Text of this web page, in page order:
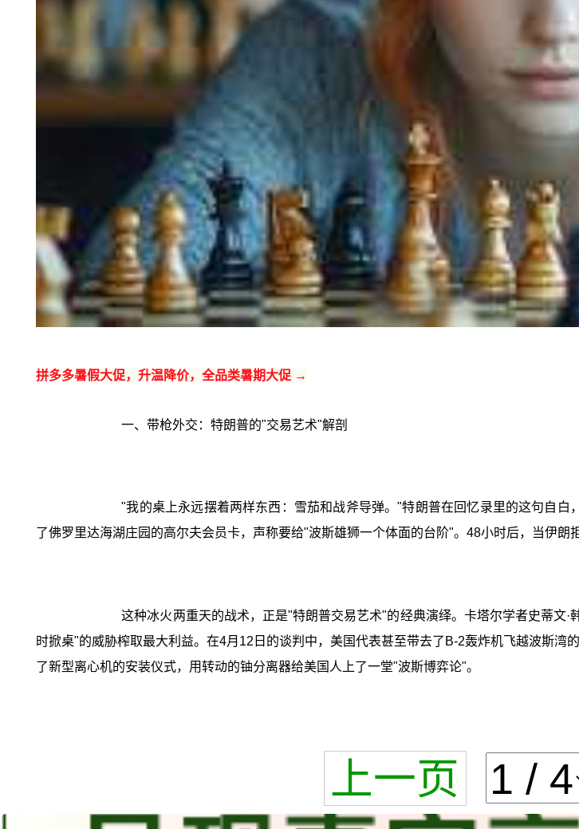
拼多多暑假大促，升温降价，全品类暑期大促 →
一、带枪外交：特朗普的"交易艺术"解剖
"我的桌上永远摆着两样东西：雪茄和战斧导弹。"特朗普在回忆录里的这句自
了佛罗里达海湖庄园的高尔夫会员卡，声称要给"波斯雄狮一个体面的台阶"。48小时后，当伊
这种冰火两重天的战术，正是"特朗普交易艺术"的经典演绎。卡塔尔学者史蒂文
时掀桌"的威胁榨取最大利益。在4月12日的谈判中，美国代表甚至带去了B-2轰炸机飞越波斯
了新型离心机的安装仪式，用转动的铀分离器给美国人上了一堂"波斯博弈论"。
上一页